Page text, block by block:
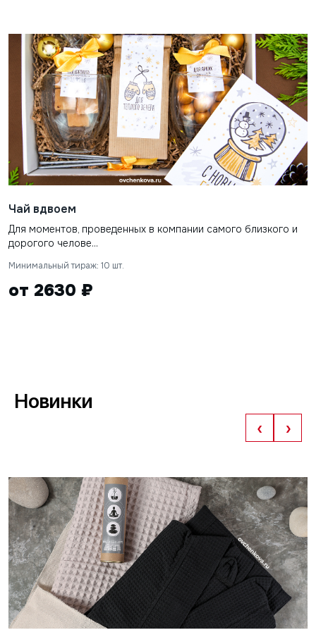
Чай вдвоем
Для моментов, проведенных в компании самого близкого и
дорогого челове...
Минимальный тираж: 10 шт.
от 2630 ₽
Новинки
‹ ›